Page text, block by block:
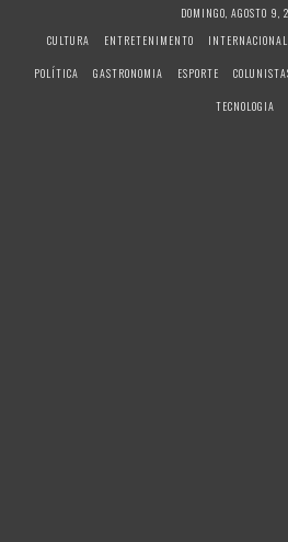
DOMINGO, AGOSTO 9,
CULTURA
ENTRETENIMENTO INTERNACIONAL
POLÍTICA
GASTRONOMIA ESPORTE
TECNOLOGIA